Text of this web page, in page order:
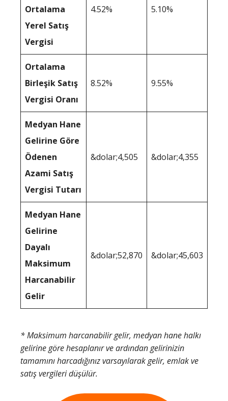
Ortalama
Yerel Satış
Vergisi
4.52% 5.10%
Ortalama
Birleşik Satış
Vergisi Oranı
8.52% 9.55%
Medyan Hane
Gelirine Göre
Ödenen
Azami Satış
Vergisi Tutarı
&dolar;4,505 &dolar;4,355
Medyan Hane
Gelirine
Dayalı
Maksimum
Harcanabilir
Gelir
&dolar;52,870 &dolar;45,603
* Maksimum harcanabilir gelir, medyan hane halkı
gelirine göre hesaplanır ve ardından gelirinizin
tamamını harcadığınız varsayılarak gelir, emlak ve
satış vergileri düşülür.